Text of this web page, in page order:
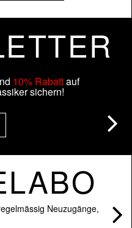
10% Rabattauf
sichern!
Neuzugänge,